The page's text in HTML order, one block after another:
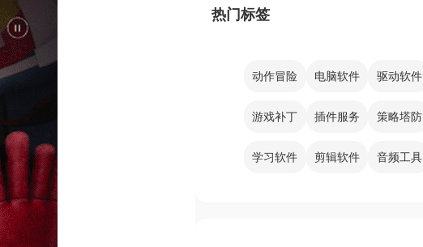
热门标签
动作冒险 电脑软件 驱动软件
游戏补丁 插件服务 策略塔防
学习软件 剪辑软件 音频工具